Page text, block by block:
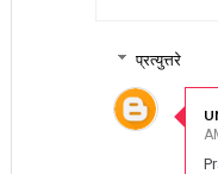
प्रत्युत्तरे